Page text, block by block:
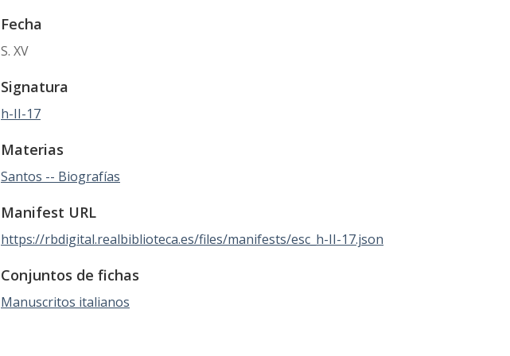
Fecha
S. XV
Signatura
h-II-17
Materias
Santos -- Biografías
Manifest URL
https://rbdigital.realbiblioteca.es/files/manifests/esc_h-II-17.json
Conjuntos de fichas
Manuscritos italianos